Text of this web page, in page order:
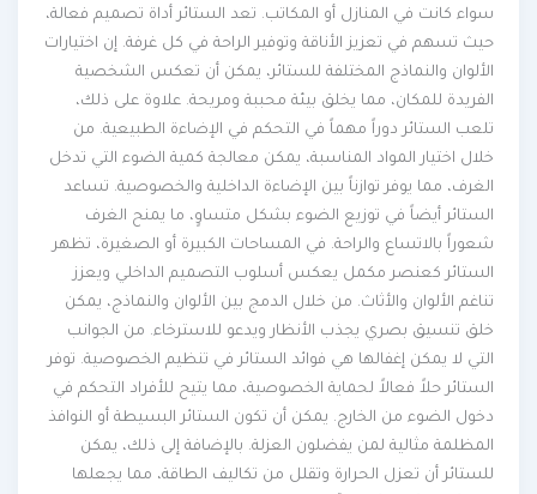
سواء كانت في المنازل أو المكاتب. تعد الستائر أداة تصميم فعالة،
حيث تسهم في تعزيز الأناقة وتوفير الراحة في كل غرفة. إن اختيارات
الألوان والنماذج المختلفة للستائر، يمكن أن تعكس الشخصية
الفريدة للمكان، مما يخلق بيئة محببة ومريحة. علاوة على ذلك،
تلعب الستائر دوراً مهماً في التحكم في الإضاءة الطبيعية. من
خلال اختيار المواد المناسبة، يمكن معالجة كمية الضوء التي تدخل
الغرف، مما يوفر توازناً بين الإضاءة الداخلية والخصوصية. تساعد
الستائر أيضاً في توزيع الضوء بشكل متساوٍ، ما يمنح الغرف
شعوراً بالاتساع والراحة. في المساحات الكبيرة أو الصغيرة، تظهر
الستائر كعنصر مكمل يعكس أسلوب التصميم الداخلي ويعزز
تناغم الألوان والأثاث. من خلال الدمج بين الألوان والنماذج، يمكن
خلق تنسيق بصري يجذب الأنظار ويدعو للاسترخاء. من الجوانب
التي لا يمكن إغفالها هي فوائد الستائر في تنظيم الخصوصية. توفر
الستائر حلاً فعالاً لحماية الخصوصية، مما يتيح للأفراد التحكم في
دخول الضوء من الخارج. يمكن أن تكون الستائر البسيطة أو النوافذ
المظلمة مثالية لمن يفضلون العزلة. بالإضافة إلى ذلك، يمكن
للستائر أن تعزل الحرارة وتقلل من تكاليف الطاقة، مما يجعلها